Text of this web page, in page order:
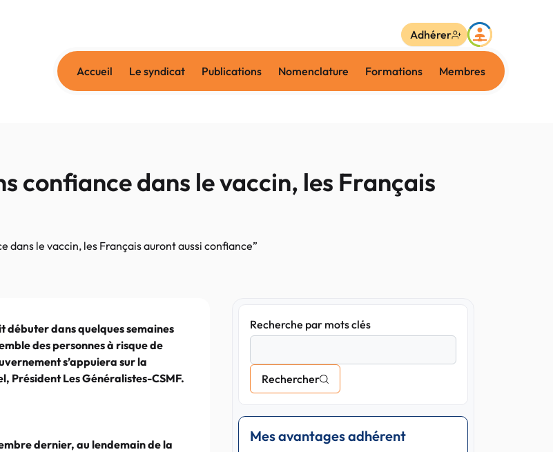
Accueil Le syndicat Publications Nomenclature Formations Membres
Adhérer
confiance dans le vaccin, les Français
dans le vaccin, les Français auront aussi confiance”
débuter dans quelques semaines
des personnes à risque de
s’appuiera sur la
Président Les Généralistes-CSMF.
dernier, au lendemain de la
Recherche par mots clés
Rechercher
Mes avantages adhérent